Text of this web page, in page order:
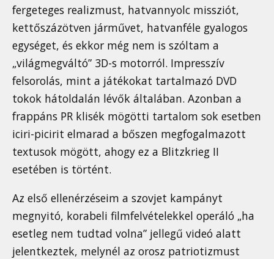
fergeteges realizmust, hatvannyolc missziót,
kettőszázötven járművet, hatvanféle gyalogos
egységet, és ekkor még nem is szóltam a
„világmegváltó” 3D-s motorról. Impresszív
felsorolás, mint a játékokat tartalmazó DVD
tokok hátoldalán lévők általában. Azonban a
frappáns PR klisék mögötti tartalom sok esetben
iciri-picirit elmarad a bőszen megfogalmazott
textusok mögött, ahogy ez a Blitzkrieg II
esetében is történt.
Az első ellenérzéseim a szovjet kampányt
megnyitó, korabeli filmfelvételekkel operáló „ha
esetleg nem tudtad volna” jellegű videó alatt
jelentkeztek, melynél az orosz patriotizmust